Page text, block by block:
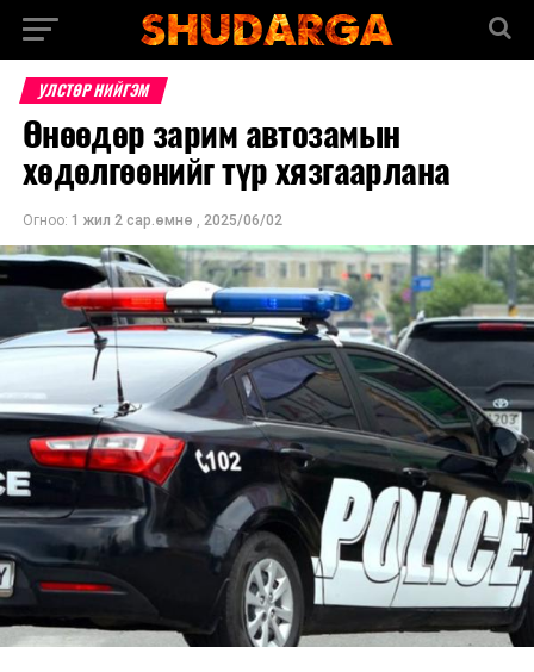
УЛСТӨР НИЙГЭМ
Өнөөдөр зарим автозамын
хөдөлгөөнийг түр хязгаарлана
Огноо: 1 жил 2 сар.өмнө , 2025/06/02